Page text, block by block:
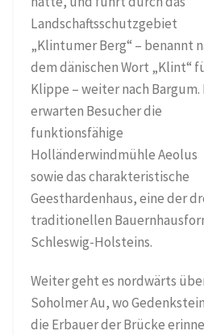
Landschaftsschutzgebiet
„Klintumer Berg“ – benannt
dem dänischen Wort „Klint“
Klippe – weiter nach Bargum.
erwarten Besucher die
funktionsfähige
Holländerwindmühle Aeolus
sowie das charakteristische
Geesthardenhaus, eine der
traditionellen
Schleswig-Holsteins.
Weiter geht es nordwärts
Soholmer Au, wo
die Erbauer der Brücke